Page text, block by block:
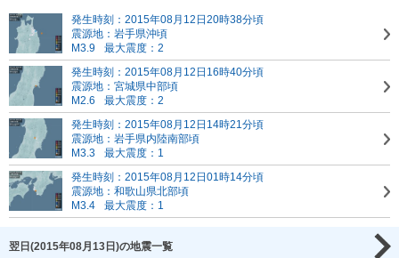
発生時刻：2015年08月12日20時38分頃
震源地：岩手県沖頃
M3.9
最大震度：2
発生時刻：2015年08月12日16時40分頃
震源地：宮城県中部頃
M2.6
最大震度：2
発生時刻：2015年08月12日14時21分頃
震源地：岩手県内陸南部頃
M3.3
最大震度：1
発生時刻：2015年08月12日01時14分頃
震源地：和歌山県北部頃
M3.4
最大震度：1
翌日(2015年08月13日)の地震一覧